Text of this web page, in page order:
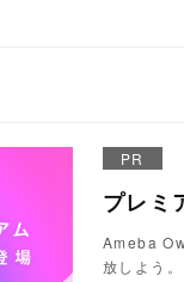
PR
プレミ
Ameba
放しよう。